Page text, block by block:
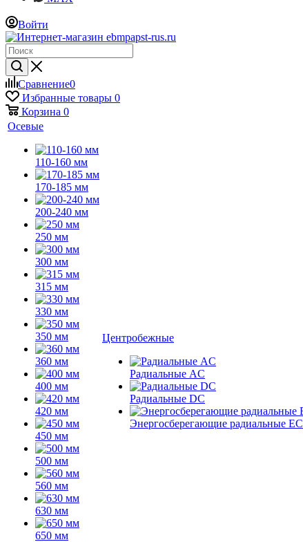
Войти
Сравнение0
Избранные товары 0
Корзина 0
Осевые
110-160 мм
170-185 мм
200-240 мм
250 мм
300 мм
315 мм
330 мм
350 мм
360 мм
400 мм
420 мм
450 мм
500 мм
560 мм
630 мм
650 мм
Центробежные
Радиальные AC
Радиальные DC
Энергосберегающие радиальные EC